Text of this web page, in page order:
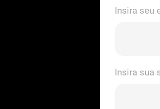
Insira seu
Insira sua